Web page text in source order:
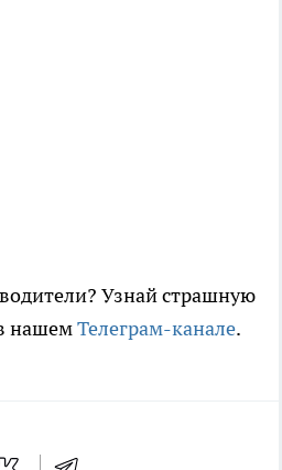
Узнай страшную
нашемТелеграм-канале.